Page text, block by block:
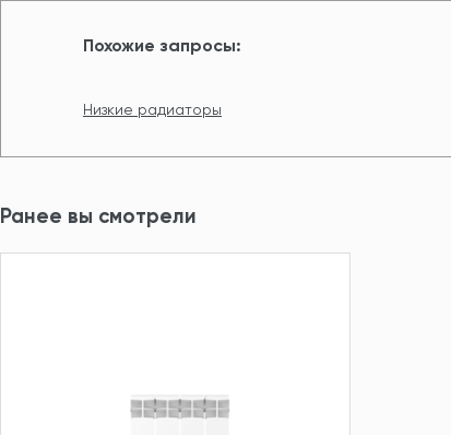
Похожие запросы:
Низкие радиаторы
Ранее вы смотрели